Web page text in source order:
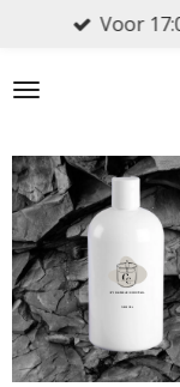
naar
Voor